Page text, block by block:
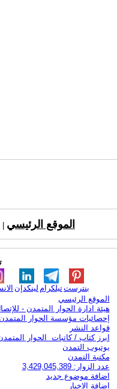
الموقع الرئيسي
لينكدإن تيلكرامبنترست
الموقع الرئيسي
هيئة ادارة الحوار المتمدن -
إحصائيات مؤسسة الحوار المتمدن
قواعد النشر
ابرز كتاب / كاتبات الحوار
يوتيوب التمدن
مكتبة التمدن
عدد الزوار: 3,429,045,389
اضافة موضوع جديد
اضافة الاخبار